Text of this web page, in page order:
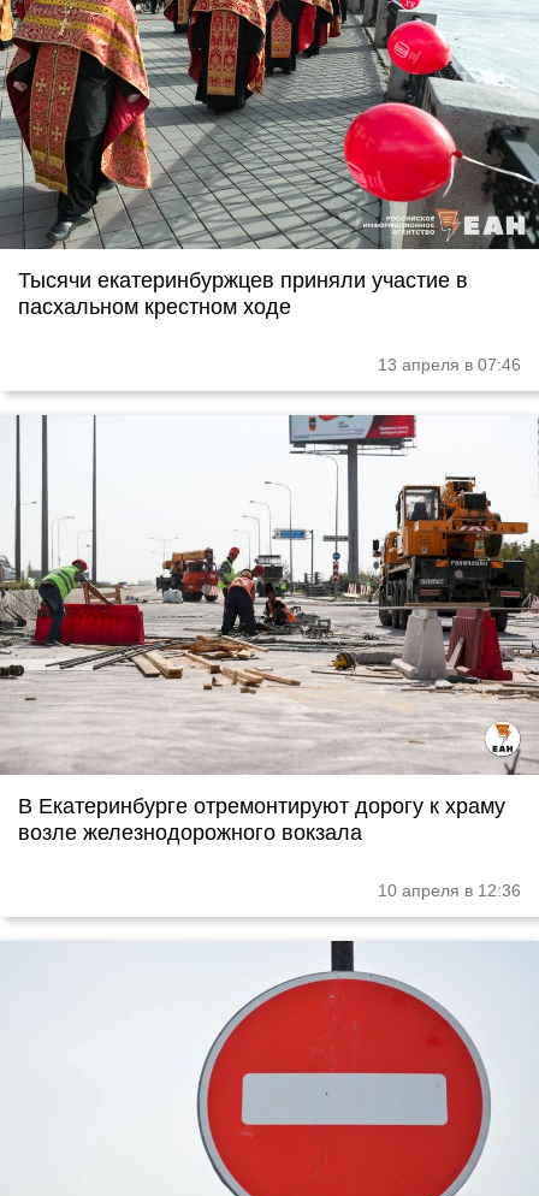
Тысячи екатеринбуржцев приняли участие в
пасхальном крестном ходе
13 апреля в 07:46
В Екатеринбурге отремонтируют дорогу к храму
возле железнодорожного вокзала
10 апреля в 12:36